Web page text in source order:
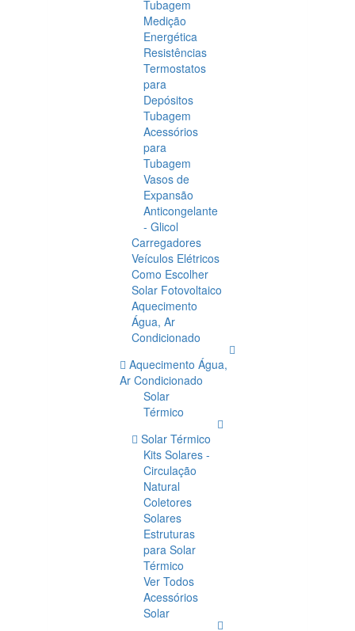
Tubagem
Medição
Energética
Resistências
Termostatos
para
Depósitos
Tubagem
Acessórios
para
Tubagem
Vasos de
Expansão
Anticongelante
- Glicol
Carregadores
Veículos Elétricos
Como Escolher
Solar Fotovoltaico
Aquecimento
Água, Ar
Condicionado
Aquecimento Água,
Ar Condicionado
Solar
Térmico
Solar Térmico
Kits Solares -
Circulação
Natural
Coletores
Solares
Estruturas
para Solar
Térmico
Ver Todos
Acessórios
Solar